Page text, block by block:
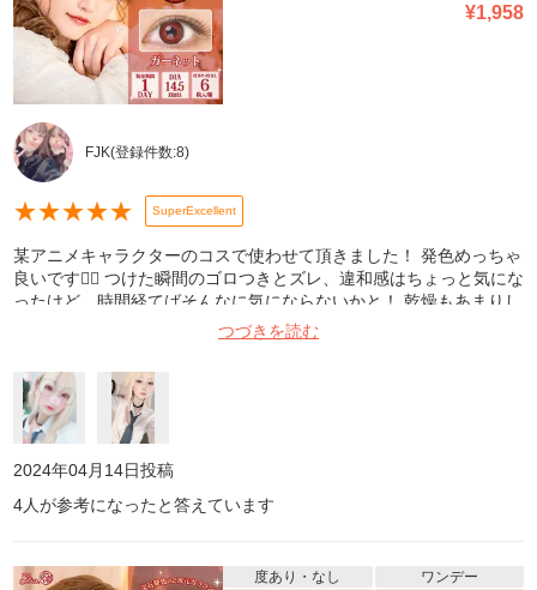
¥1,958
FJK(登録件数:8)
★★★★★ SuperExcellent
某アニメキャラクターのコスで使わせて頂きました！ 発色めっちゃ
良いです🙆‍♀️ つけた瞬間のゴロつきとズレ、違和感はちょっと気にな
ったけど、時間経てばそんなに気にならないかと！ 乾燥もあまりし
つづきを読む
2024年04月14日投稿
4人が参考になったと答えています
度あり・なし
ワンデー